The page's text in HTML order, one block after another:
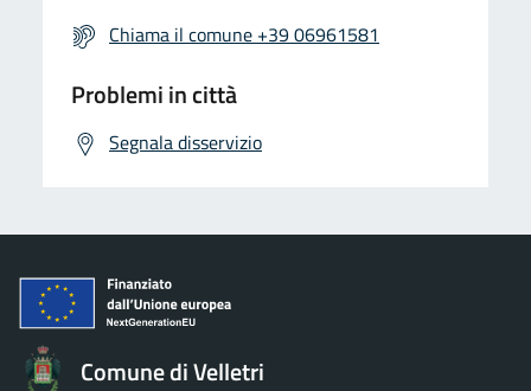
Chiama il comune +39 06961581
Problemi in città
Segnala disservizio
Comune di Velletri